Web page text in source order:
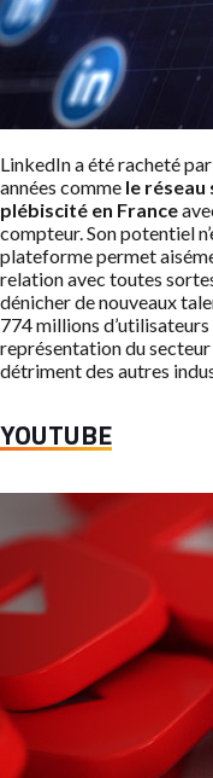
LinkedIn a été racheté
années comme le réseau
plébiscité en France
compteur. Son potentiel
plateforme permet
relation avec toutes
dénicher de nouveaux
774 millions
représentation du
détriment des autres
YOUTUBE